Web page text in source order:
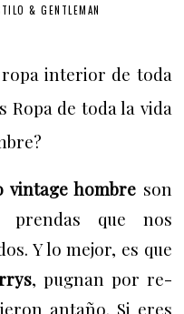
& GENTLEMAN
ropa interior de toda
Ropa de toda la vida
vintage hombre son
prendas que nos
Y lo mejor, es que
, pugnan por re-
antaño. Si eres